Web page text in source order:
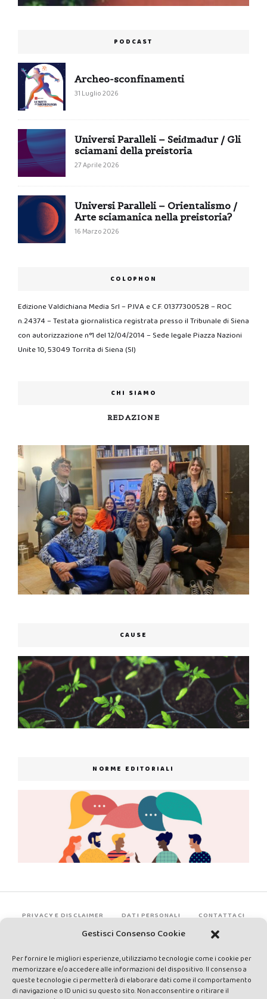
Gestisci Consenso Cookie
Per fornire le migliori esperienze, utilizziamo tecnologie come i cookie per
memorizzare e/o accedere alle informazioni del dispositivo. Il consenso a
queste tecnologie ci permetterà di elaborare dati come il comportamento
di navigazione o ID unici su questo sito. Non acconsentire o ritirare il
PODCAST
Archeo-sconfinamenti
31 Luglio 2026
Universi Paralleli – Seiđmađur / Gli
sciamani della preistoria
27 Aprile 2026
Universi Paralleli – Orientalismo /
Arte sciamanica nella preistoria?
16 Marzo 2026
COLOPHON
Edizione Valdichiana Media Srl – P.IVA e C.F. 01377300528 – ROC
n.24374 – Testata giornalistica registrata presso il Tribunale di Siena
con autorizzazione n°1 del 12/04/2014 – Sede legale Piazza Nazioni
Unite 10, 53049 Torrita di Siena (SI)
CHI SIAMO
REDAZIONE
CAUSE
NORME EDITORIALI
PRIVACY E DISCLAIMER DATI PERSONALI CONTATTACI